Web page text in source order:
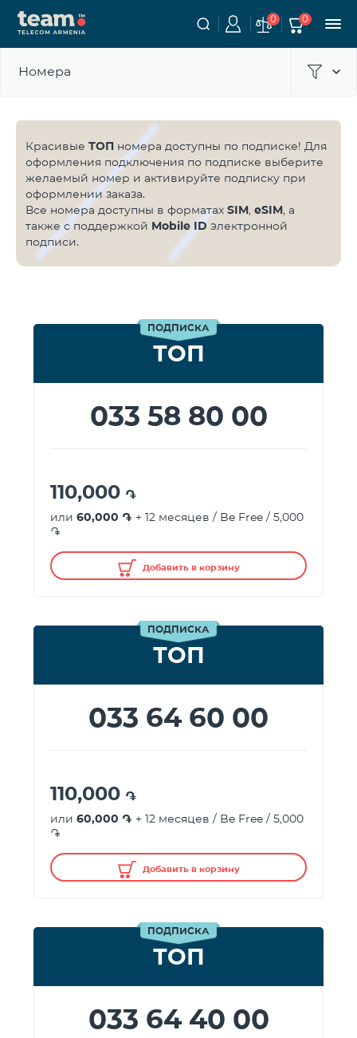
0 0
Номера
Красивые ТОП номера доступны по подписке! Для
оформления подключения по подписке выберите
желаемый номер и активируйте подписку при
оформлении заказа.
Все номера доступны в форматах SIM, eSIM, а
также с поддержкой Mobile ID электронной
подписи.
ПОДПИСКА
ТОП
033 58 80 00
110,000 ֏
или 60,000 ֏ + 12 месяцев / Be Free / 5,000
֏
Добавить в корзину
ПОДПИСКА
ТОП
033 64 60 00
110,000 ֏
или 60,000 ֏ + 12 месяцев / Be Free / 5,000
֏
Добавить в корзину
ПОДПИСКА
ТОП
033 64 40 00